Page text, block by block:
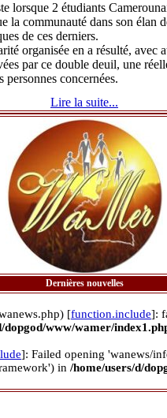
lorsque 2 étudiants
la communauté dans son élan
de ces derniers.
organisée en a résulté, avec
par ce double deuil, une
concernées.
Lire la suite...
Dernières nouvelles
[function.include]:
dopgod/www/wamer/
]: Failed opening 'wanews/
in /home/users/d/